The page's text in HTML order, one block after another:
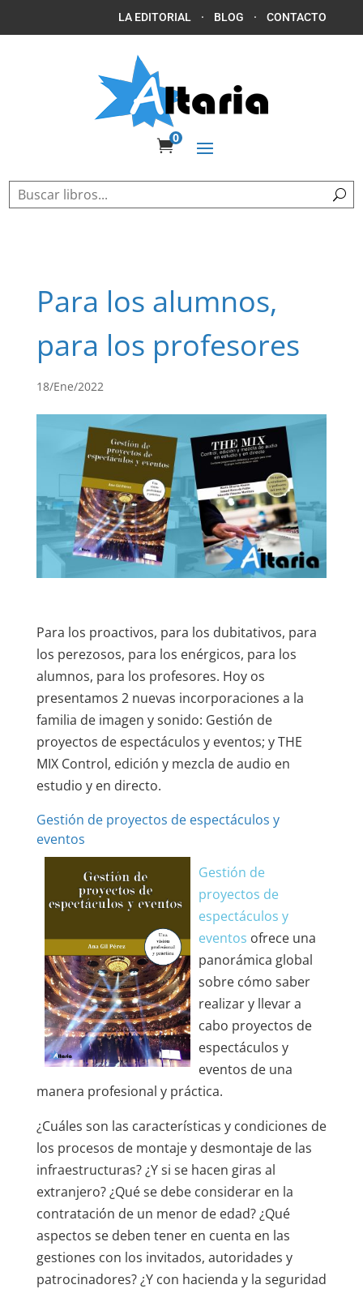
LA EDITORIAL · BLOG ·CONTACTO
0
Para los alumnos,
para los profesores
18/Ene/2022
Para los proactivos, para los dubitativos, para
los perezosos, para los enérgicos, para los
alumnos, para los profesores. Hoy os
presentamos 2 nuevas incorporaciones a la
familia de imagen y sonido: Gestión de
proyectos de espectáculos y eventos; y THE
MIX Control, edición y mezcla de audio en
estudio y en directo.
Gestión de proyectos de espectáculos y
eventos
Gestión de
proyectos de
espectáculos y
eventos ofrece una
panorámica global
sobre cómo saber
realizar y llevar a
cabo proyectos de
espectáculos y
eventos de una
manera profesional y práctica.
¿Cuáles son las características y condiciones de
los procesos de montaje y desmontaje de las
infraestructuras? ¿Y si se hacen giras al
extranjero? ¿Qué se debe considerar en la
contratación de un menor de edad? ¿Qué
aspectos se deben tener en cuenta en las
gestiones con los invitados, autoridades y
patrocinadores? ¿Y con hacienda y la seguridad